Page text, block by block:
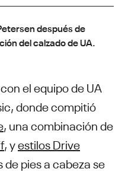
después de
del calzado de UA.
el equipo de UA
donde compitió
, una combinación de
, yestilos Drive
de pies a cabeza se